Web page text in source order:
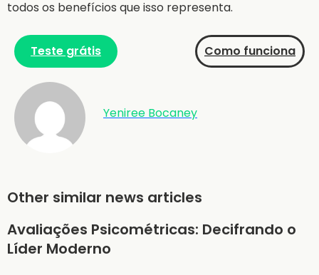
todos os benefícios que isso representa.
Teste grátis Como funciona
Yeniree Bocaney
Other similar news articles
Avaliações Psicométricas: Decifrando o
Líder Moderno